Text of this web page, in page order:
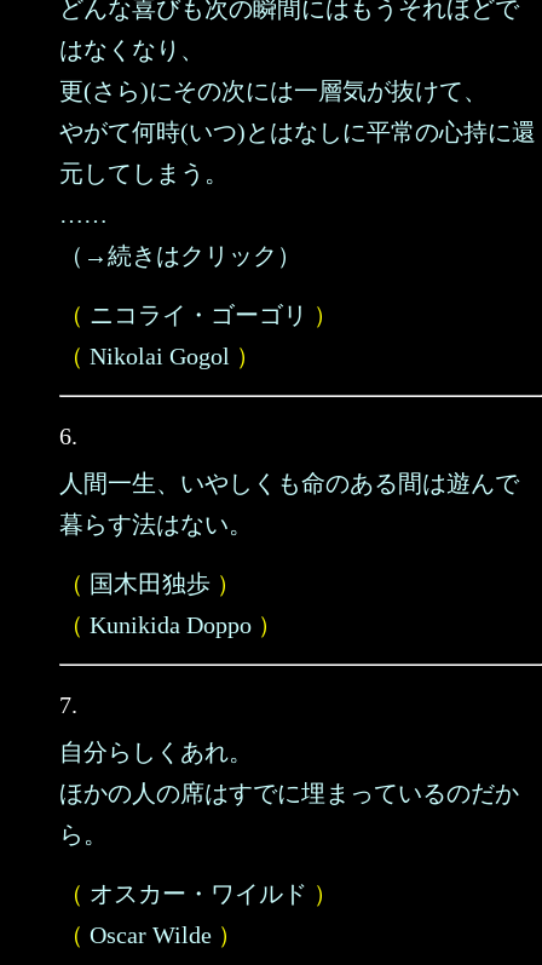
どんな喜びも次の瞬間にはもうそれほどで
はなくなり、
更(さら)にその次には一層気が抜けて、
やがて何時(いつ)とはなしに平常の心持に還
元してしまう。
……
（→続きはクリック）
（ ニコライ・ゴーゴリ ）
（ Nikolai Gogol ）
6.
人間一生、いやしくも命のある間は遊んで
暮らす法はない。
（ 国木田独歩 ）
（ Kunikida Doppo ）
7.
自分らしくあれ。
ほかの人の席はすでに埋まっているのだか
ら。
（ オスカー・ワイルド ）
（ Oscar Wilde ）